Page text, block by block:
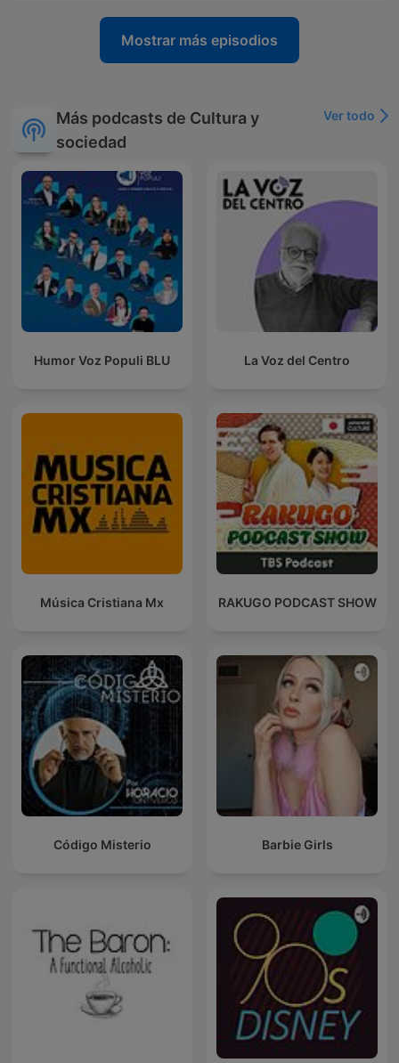
Mostrar más episodios
Más podcasts de Cultura y
sociedad
Ver todo
Humor Voz Populi BLU La Voz del Centro
Música Cristiana Mx RAKUGO PODCAST SHOW
Código Misterio Barbie Girls